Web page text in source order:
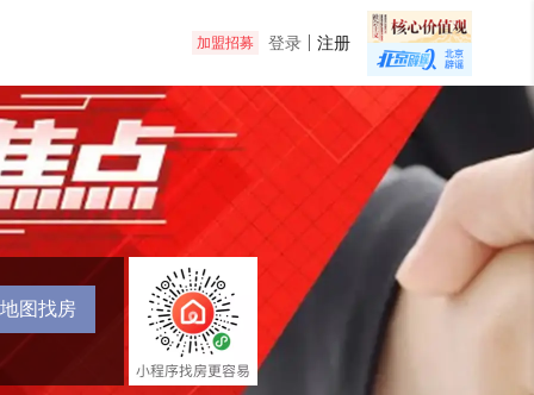
加盟招募 登录 注册
地图找房